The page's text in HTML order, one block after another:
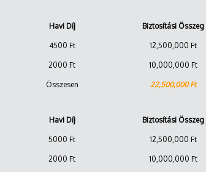
Havi Díj Biztosítási Összeg
4500 Ft 12,500,000 Ft
2000 Ft 10,000,000 Ft
Összesen 22,500,000 Ft
Havi Díj Biztosítási Összeg
5000 Ft 12,500,000 Ft
2000 Ft 10,000,000 Ft